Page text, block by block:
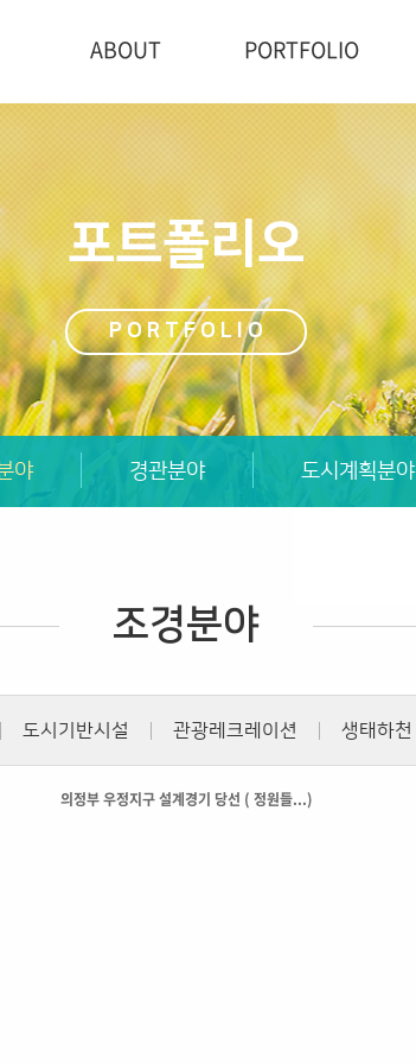
ABOUT PORTFOLIO
포트폴리오
PORTFOLIO
야 경관분야 도시계획분야
조경분야
도시기반시설 관광레크레이션 생태하천
의정부 우정지구 설계경기 당선 ( 정원들...)